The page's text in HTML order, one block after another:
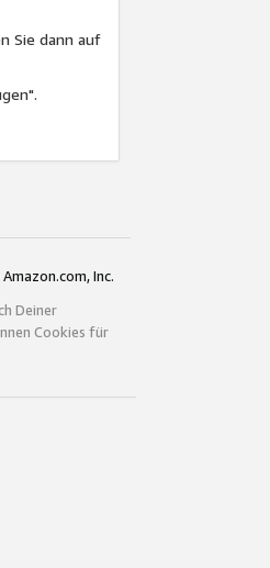
Sie dann auf
Inc.
Deiner
Cookies für